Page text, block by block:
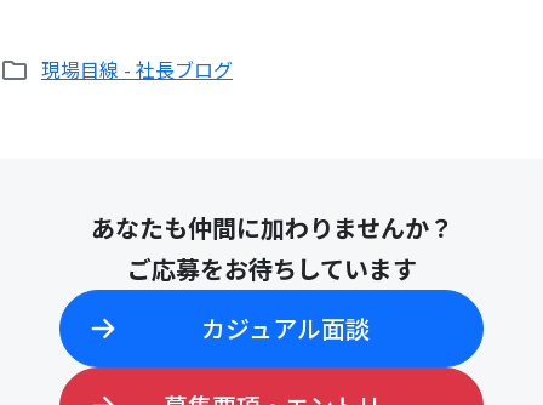
現場目線 - 社長ブログ
あなたも仲間に加わりませんか？
ご応募をお待ちしています
カジュアル面談